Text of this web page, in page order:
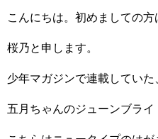
こんにちは。初めましての
桜乃と申します。
少年マガジンで連載していた
五月ちゃんのジューンブライ